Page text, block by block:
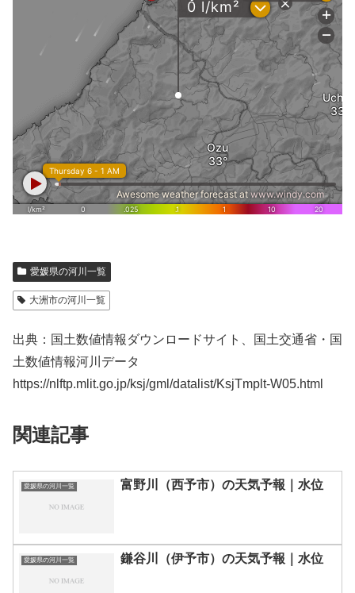
愛媛県の河川一覧
大洲市の河川一覧
出典：国土数値情報ダウンロードサイト、国土交通省・国
土数値情報河川データ
https://nlftp.mlit.go.jp/ksj/gml/datalist/KsjTmplt-W05.html
関連記事
愛媛県の河川一覧 富野川（西予市）の天気予報｜水位
愛媛県の河川一覧 鎌谷川（伊予市）の天気予報｜水位